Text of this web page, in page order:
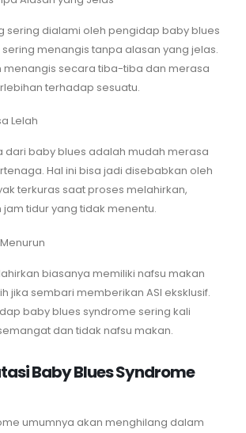
sering dialami oleh pengidap baby blues
menangis tanpa alasan yang jelas.
menangis secara tiba-tiba dan merasa
terhadap sesuatu.
Lelah
dari baby blues adalah mudah merasa
Hal ini bisa jadi disebabkan oleh
terkuras saat proses melahirkan,
tidur yang tidak menentu.
biasanya memiliki nafsu makan
jika sembari memberikan ASI eksklusif.
baby blues syndrome sering kali
dan tidak nafsu makan.
Baby Blues Syndrome
umumnya akan menghilang dalam